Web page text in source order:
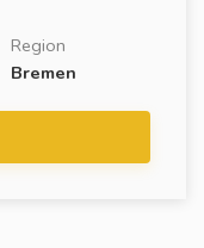
Region
Bremen